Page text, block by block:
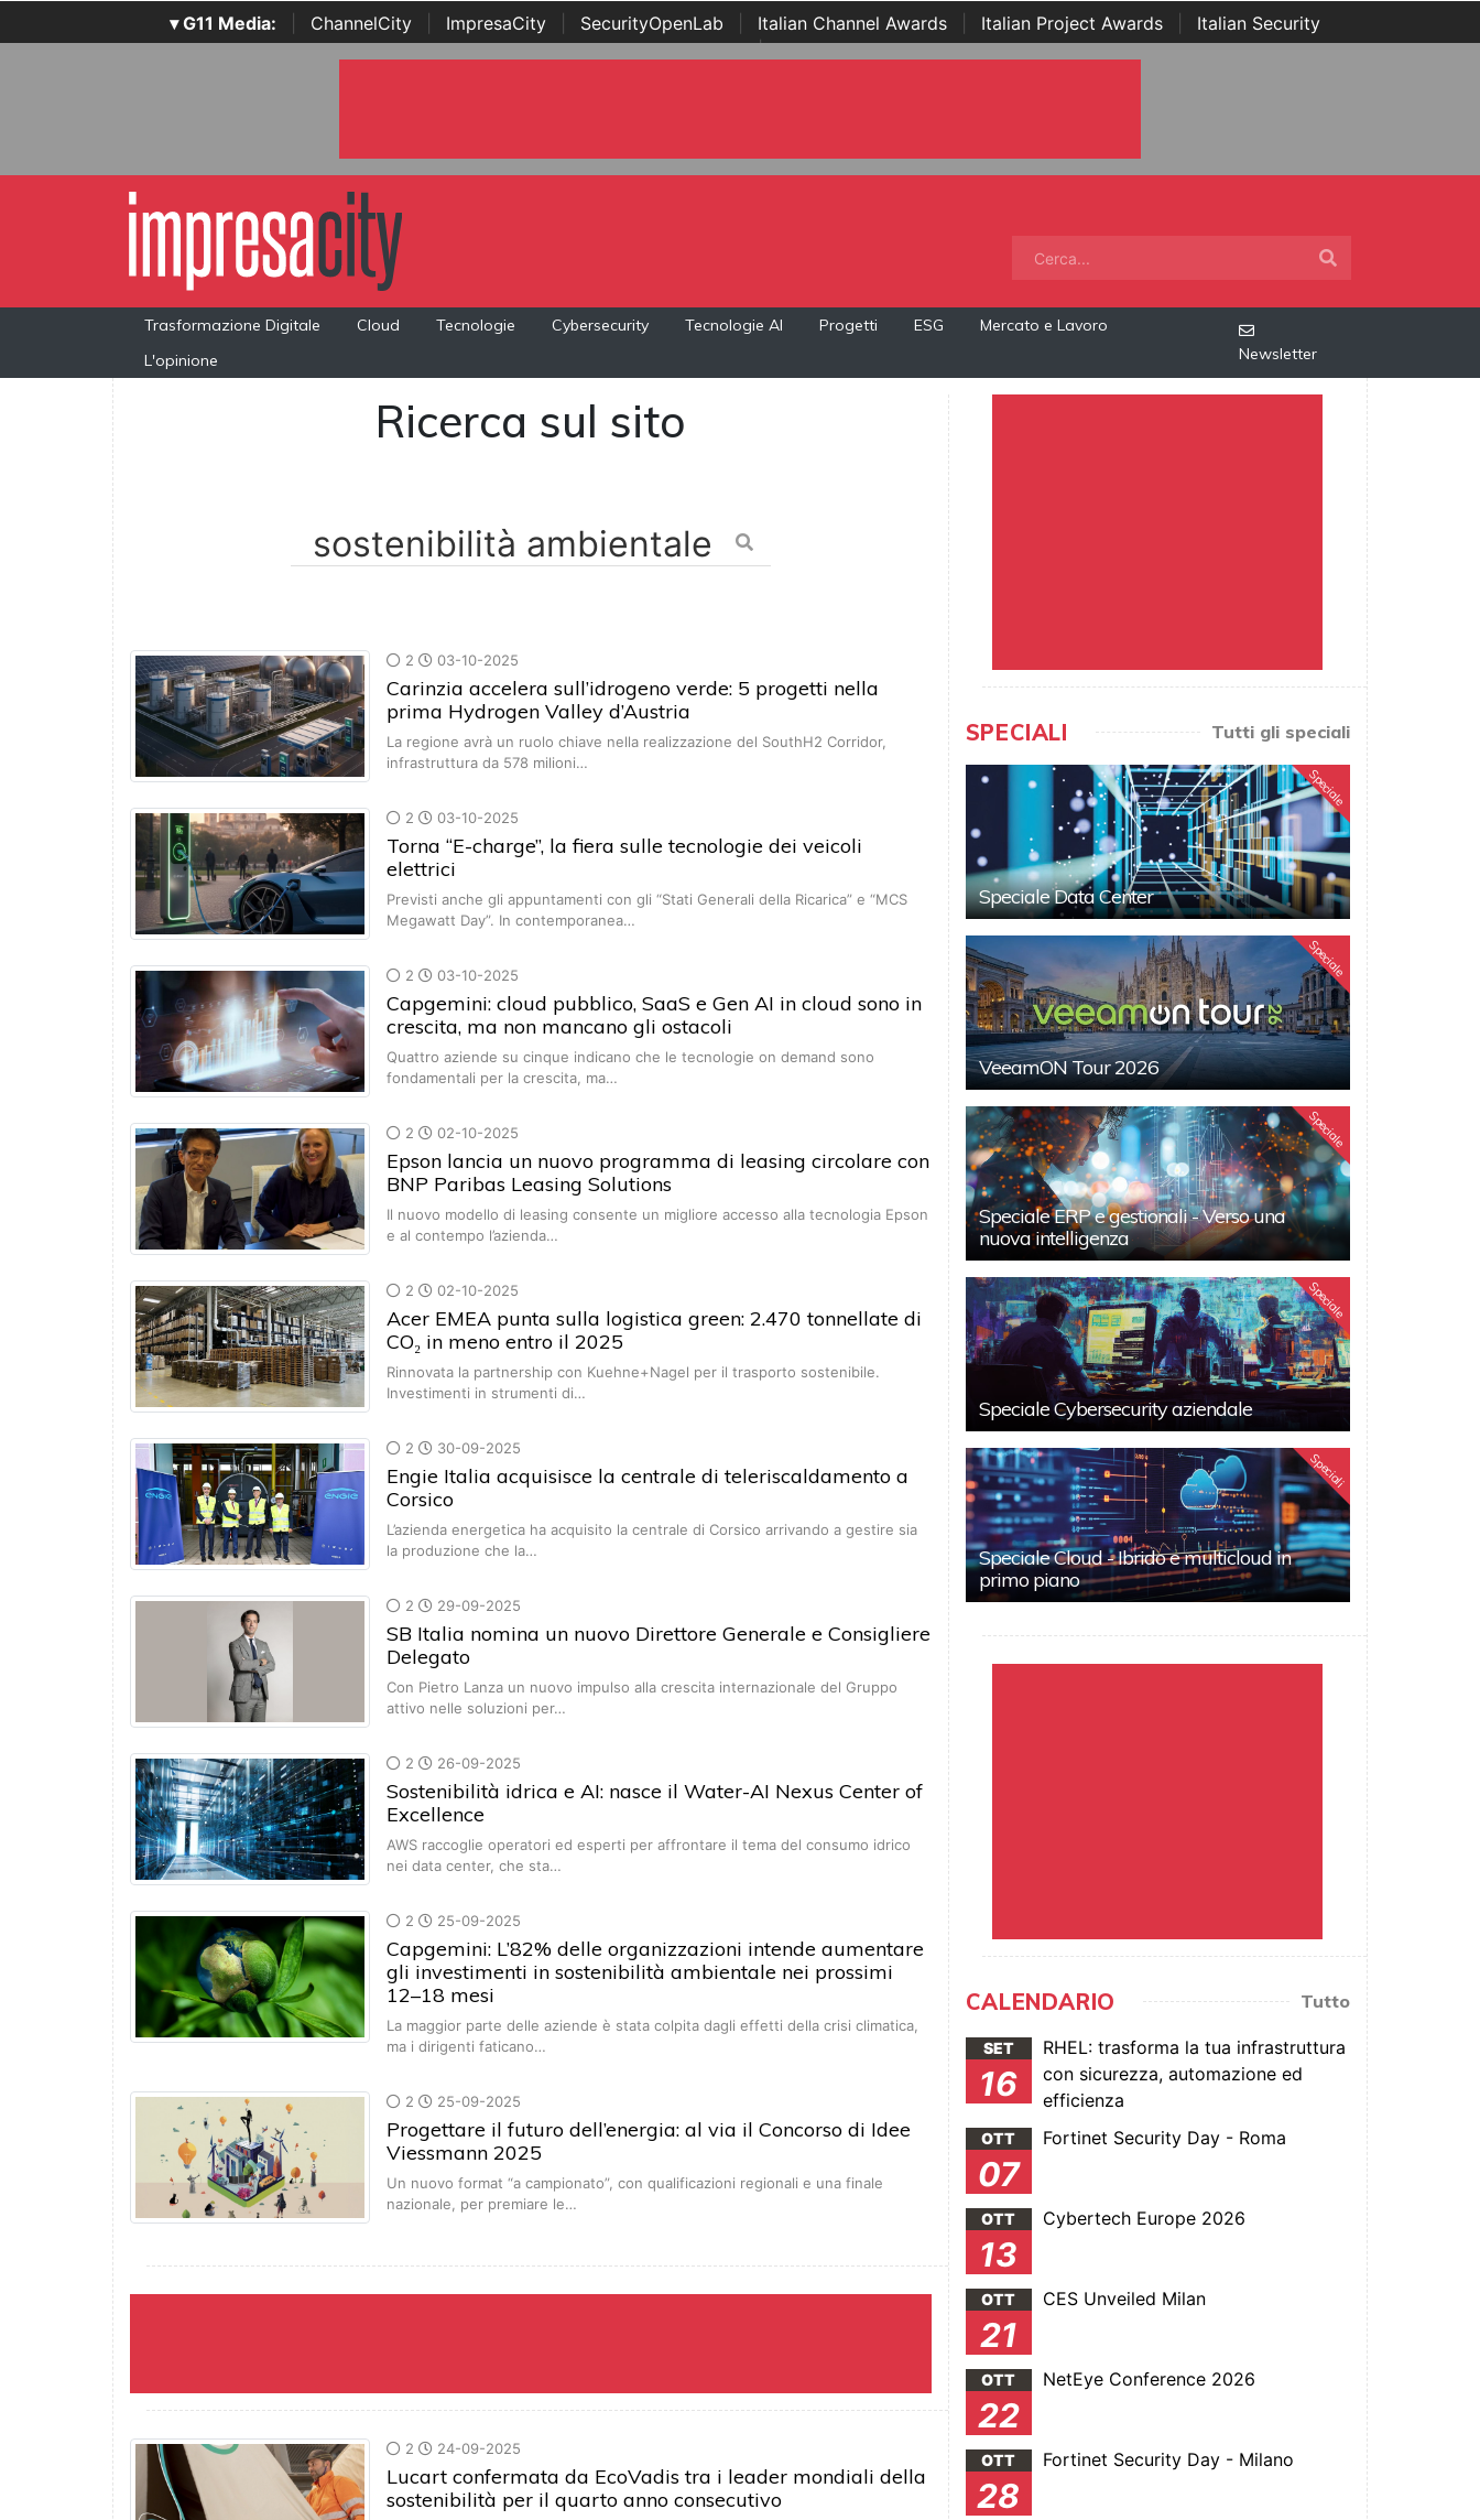
▾ G11 Media: ChannelCity ImpresaCity SecurityOpenLab Italian Channel Awards Italian Project Awards
Italian Security
Awards | ...
Trasformazione Digitale Cloud Tecnologie Cybersecurity Tecnologie AI Progetti ESG
Mercato e Lavoro
L'opinione
Newsletter
Ricerca sul sito
2 03-10-2025
Carinzia accelera sull’idrogeno verde: 5 progetti nella
prima Hydrogen Valley d’Austria
La regione avrà un ruolo chiave nella realizzazione del SouthH2 Corridor,
infrastruttura da 578 milioni…
2 03-10-2025
Torna “E-charge”, la fiera sulle tecnologie dei veicoli
elettrici
Previsti anche gli appuntamenti con gli “Stati Generali della Ricarica” e “MCS
Megawatt Day”. In contemporanea…
2 03-10-2025
Capgemini: cloud pubblico, SaaS e Gen AI in cloud sono in
crescita, ma non mancano gli ostacoli
Quattro aziende su cinque indicano che le tecnologie on demand sono
fondamentali per la crescita, ma…
2 02-10-2025
Epson lancia un nuovo programma di leasing circolare con
BNP Paribas Leasing Solutions
Il nuovo modello di leasing consente un migliore accesso alla tecnologia Epson
e al contempo l’azienda…
2 02-10-2025
Acer EMEA punta sulla logistica green: 2.470 tonnellate di
CO₂ in meno entro il 2025
Rinnovata la partnership con Kuehne+Nagel per il trasporto sostenibile.
Investimenti in strumenti di…
2 30-09-2025
Engie Italia acquisisce la centrale di teleriscaldamento a
Corsico
L’azienda energetica ha acquisito la centrale di Corsico arrivando a gestire sia
la produzione che la…
2 29-09-2025
SB Italia nomina un nuovo Direttore Generale e Consigliere
Delegato
Con Pietro Lanza un nuovo impulso alla crescita internazionale del Gruppo
attivo nelle soluzioni per…
2 26-09-2025
Sostenibilità idrica e AI: nasce il Water-AI Nexus Center of
Excellence
AWS raccoglie operatori ed esperti per affrontare il tema del consumo idrico
nei data center, che sta…
2 25-09-2025
Capgemini: L’82% delle organizzazioni intende aumentare
gli investimenti in sostenibilità ambientale nei prossimi
12–18 mesi
La maggior parte delle aziende è stata colpita dagli effetti della crisi climatica,
ma i dirigenti faticano…
2 25-09-2025
Progettare il futuro dell’energia: al via il Concorso di Idee
Viessmann 2025
Un nuovo format “a campionato”, con qualificazioni regionali e una finale
nazionale, per premiare le…
2 24-09-2025
Lucart confermata da EcoVadis tra i leader mondiali della
sostenibilità per il quarto anno consecutivo
SPECIALI Tutti gli speciali
Speciale
Speciale Data Center
Speciale
VeeamON Tour 2026
Speciale
Speciale ERP e gestionali - Verso una
nuova intelligenza
Speciale
Speciale Cybersecurity aziendale
Speciali
Speciale Cloud - Ibrido e multicloud in
primo piano
CALENDARIO Tutto
SET
16
RHEL: trasforma la tua infrastruttura
con sicurezza, automazione ed
efficienza
OTT
07
Fortinet Security Day - Roma
OTT
13
Cybertech Europe 2026
OTT
21
CES Unveiled Milan
OTT
22
NetEye Conference 2026
OTT
28
Fortinet Security Day - Milano